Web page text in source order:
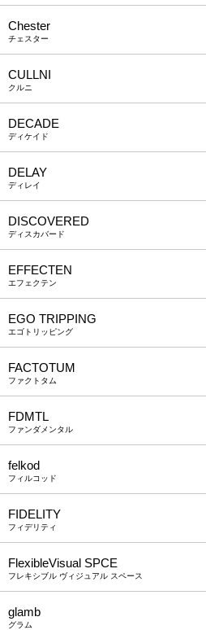
Chester
チェスター
CULLNI
クルニ
DECADE
ディケイド
DELAY
ディレイ
DISCOVERED
ディスカバード
EFFECTEN
エフェクテン
EGO TRIPPING
エゴトリッピング
FACTOTUM
ファクトタム
FDMTL
ファンダメンタル
felkod
フィルコッド
FIDELITY
フィデリティ
FlexibleVisual SPCE
フレキシブル ヴィジュアル スペース
glamb
グラム